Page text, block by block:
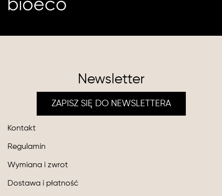
Newsletter
ZAPISZ SIĘ DO NEWSLETTERA
Kontakt
Regulamin
Wymiana i zwrot
Dostawa i płatność